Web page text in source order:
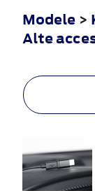
Modele >
Alte